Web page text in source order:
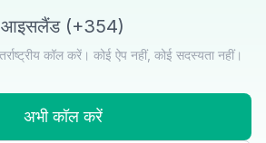
आइसलैंड (+354)
कॉल करें। कोई ऐप नहीं, कोई सदस्यता नहीं।
अभी कॉल करें